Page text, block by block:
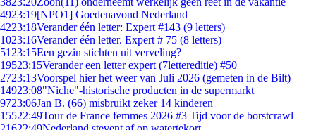
4923:19[NPO1] Goedenavond Nederland
4223:18Verander één letter: Expert #143 (9 letters)
1023:16Verander één letter. Expert # 75 (8 letters)
51 23:15Een gezin stichten uit verveling?
19523:15Verander een letter expert (7lettereditie) #50
2723:13Voorspel hier het weer van Juli 2026 (gemeten in de Bilt)
14923:08"Niche"-historische producten in de supermarkt
9723:06Jan B. (66) misbruikt zeker 14 kinderen
15522:49Tour de France femmes 2026 #3 Tijd voor de borstcrawl